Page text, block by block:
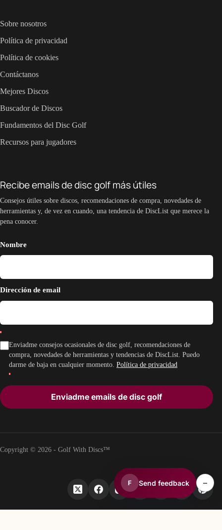
Sobre nosotros
Política de privacidad
Política de cookies
Contáctanos
Mejores Discos
Buscador de Discos
Fundamentos del Disc Golf
Recursos para jugadores
Recibe emails de disc golf más útiles
Consejos útiles sobre discos, recomendaciones de compra, novedades de
herramientas y, de vez en cuando, una tendencia de DiscList que merece la
pena conocer.
Nombre
Dirección de email
Enviadme consejos ocasionales de disc golf, recomendaciones de
compra, novedades de herramientas y tendencias de DiscList. Puedo
darme de baja en cualquier momento. Política de privacidad
Enviadme emails de disc golf
Copyright © 2026 - Golf With Discs™
F Send feedback –